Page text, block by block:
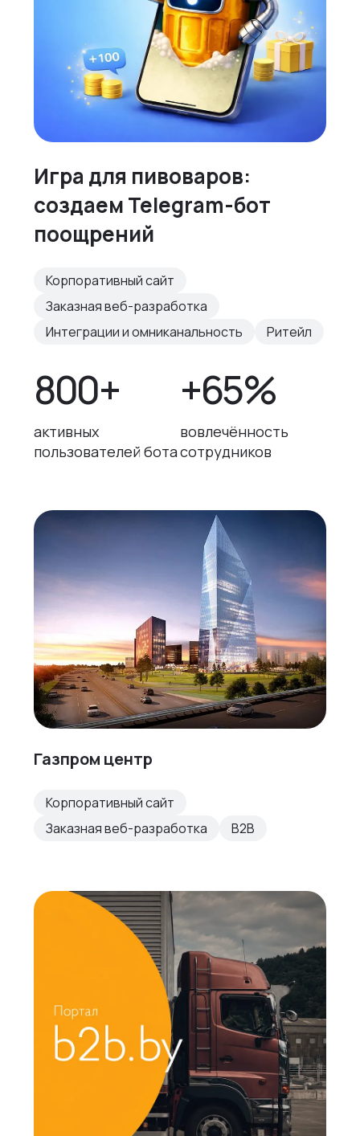
Игра для пивоваров:
создаем Telegram-бот
поощрений
Корпоративный сайт
Заказная веб-разработка
Интеграции и омниканальность
Ритейл
800+
активных
пользователей бота
+65%
вовлечённость
сотрудников
Газпром центр
Корпоративный сайт
Заказная веб-разработка
B2B